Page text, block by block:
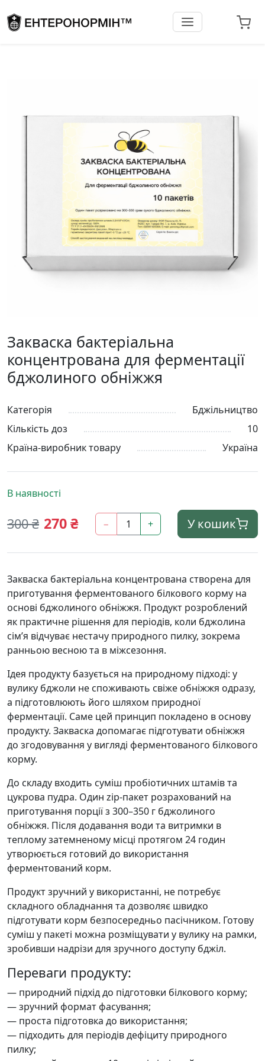
Закваска бактеріальна
концентрована для ферментації
бджолиного обніжжя
Категорія
Бджільництво
Кількість доз
10
Країна-виробник товару
Україна
В наявності
300₴ 270₴ − + У кошик
Закваска бактеріальна концентрована створена для
приготування ферментованого білкового корму на
основі бджолиного обніжжя. Продукт розроблений
як практичне рішення для періодів, коли бджолина
сім’я відчуває нестачу природного пилку, зокрема
ранньою весною та в міжсезоння.
Ідея продукту базується на природному підході: у
вулику бджоли не споживають свіже обніжжя одразу,
а підготовлюють його шляхом природної
ферментації. Саме цей принцип покладено в основу
продукту. Закваска допомагає підготувати обніжжя
до згодовування у вигляді ферментованого білкового
корму.
До складу входить суміш пробіотичних штамів та
цукрова пудра. Один zip-пакет розрахований на
приготування порції з 300–350 г бджолиного
обніжжя. Після додавання води та витримки в
теплому затемненому місці протягом 24 годин
утворюється готовий до використання
ферментований корм.
Продукт зручний у використанні, не потребує
складного обладнання та дозволяє швидко
підготувати корм безпосередньо пасічником. Готову
суміш у пакеті можна розміщувати у вулику на рамки,
зробивши надрізи для зручного доступу бджіл.
Переваги продукту:
— природний підхід до підготовки білкового корму;
— зручний формат фасування;
— проста підготовка до використання;
— підходить для періодів дефіциту природного
пилку;